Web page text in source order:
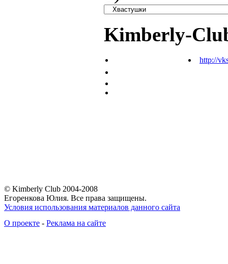
Kimberly-
http://
© Kimberly Club 2004-2008
Егоренкова Юлия. Все права защищены.
Условия использования материалов данного сайта
О проекте - Реклама на сайте